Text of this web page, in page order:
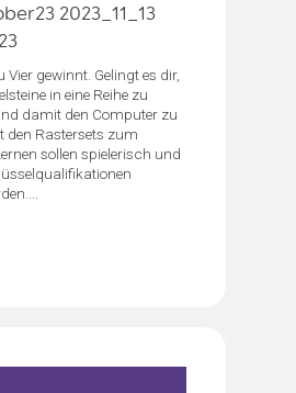
2023_11_13
Vier gewinnt. Gelingt es dir,
in eine Reihe zu
damit den Computer zu
den Rastersets zum
sollen spielerisch und